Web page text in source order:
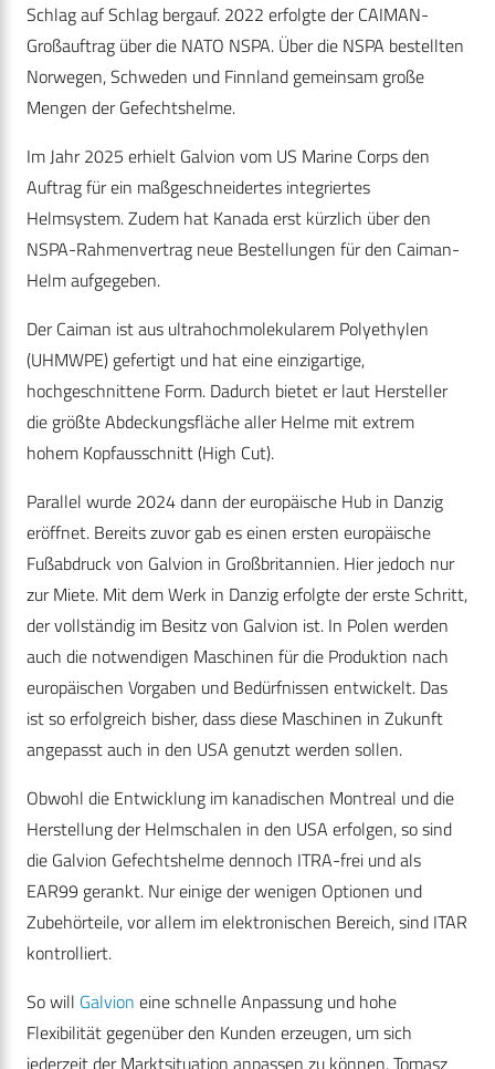
Schlag auf Schlag bergauf. 2022 erfolgte der CAIMAN-
Großauftrag über die NATO NSPA. Über die NSPA bestellten
Norwegen, Schweden und Finnland gemeinsam große
Mengen der Gefechtshelme.
Im Jahr 2025 erhielt Galvion vom US Marine Corps den
Auftrag für ein maßgeschneidertes integriertes
Helmsystem. Zudem hat Kanada erst kürzlich über den
NSPA-Rahmenvertrag neue Bestellungen für den Caiman-
Helm aufgegeben.
Der Caiman ist aus ultrahochmolekularem Polyethylen
(UHMWPE) gefertigt und hat eine einzigartige,
hochgeschnittene Form. Dadurch bietet er laut Hersteller
die größte Abdeckungsfläche aller Helme mit extrem
hohem Kopfausschnitt (High Cut).
Parallel wurde 2024 dann der europäische Hub in Danzig
eröffnet. Bereits zuvor gab es einen ersten europäische
Fußabdruck von Galvion in Großbritannien. Hier jedoch nur
zur Miete. Mit dem Werk in Danzig erfolgte der erste Schritt,
der vollständig im Besitz von Galvion ist. In Polen werden
auch die notwendigen Maschinen für die Produktion nach
europäischen Vorgaben und Bedürfnissen entwickelt. Das
ist so erfolgreich bisher, dass diese Maschinen in Zukunft
angepasst auch in den USA genutzt werden sollen.
Obwohl die Entwicklung im kanadischen Montreal und die
Herstellung der Helmschalen in den USA erfolgen, so sind
die Galvion Gefechtshelme dennoch ITRA-frei und als
EAR99 gerankt. Nur einige der wenigen Optionen und
Zubehörteile, vor allem im elektronischen Bereich, sind ITAR
kontrolliert.
So will Galvion eine schnelle Anpassung und hohe
Flexibilität gegenüber den Kunden erzeugen, um sich
jederzeit der Marktsituation anpassen zu können. Tomasz